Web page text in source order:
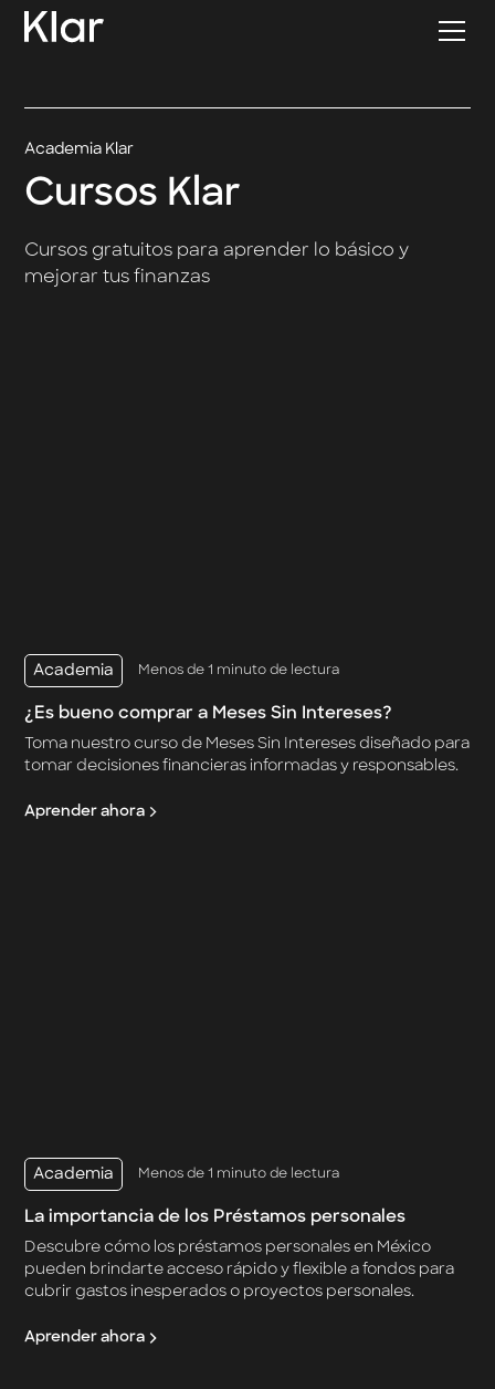
Academia Klar
Cursos Klar
Cursos gratuitos para aprender lo básico y
mejorar tus finanzas
Academia Menos de 1 minuto de lectura
¿Es bueno comprar a Meses Sin Intereses?
Toma nuestro curso de Meses Sin Intereses diseñado para
tomar decisiones financieras informadas y responsables.
Aprender ahora
Academia Menos de 1 minuto de lectura
La importancia de los Préstamos personales
Descubre cómo los préstamos personales en México
pueden brindarte acceso rápido y flexible a fondos para
cubrir gastos inesperados o proyectos personales.
Aprender ahora